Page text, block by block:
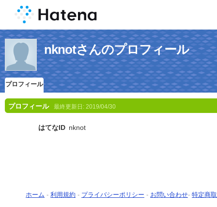
nknotさんのプロフィール
プロフィール
プロフィール 最終更新日: 2019/04/30
はてなID nknot
ホーム - 利用規約 - プライバシーポリシー - お問い合わせ- 特定商